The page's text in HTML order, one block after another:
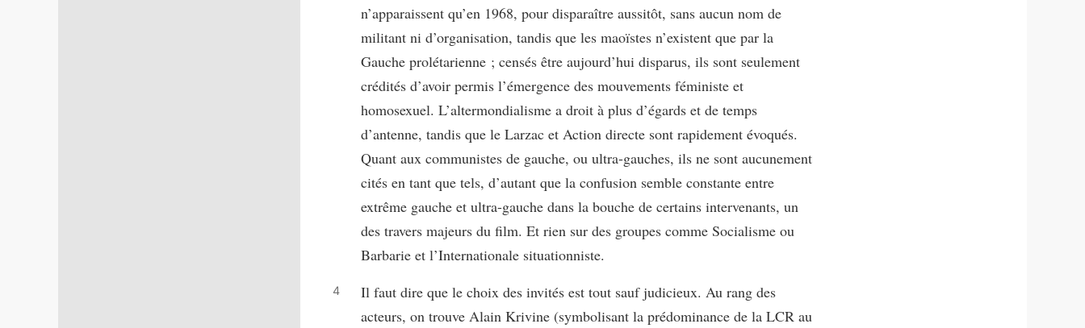
n’apparaissent qu’en 1968, pour disparaître aussitôt, sans aucun nom de
militant ni d’organisation, tandis que les maoïstes n’existent que par la
Gauche prolétarienne ; censés être aujourd’hui disparus, ils sont seulement
crédités d’avoir permis l’émergence des mouvements féministe et
homosexuel. L’altermondialisme a droit à plus d’égards et de temps
d’antenne, tandis que le Larzac et Action directe sont rapidement évoqués.
Quant aux communistes de gauche, ou ultra-gauches, ils ne sont aucunement
cités en tant que tels, d’autant que la confusion semble constante entre
extrême gauche et ultra-gauche dans la bouche de certains intervenants, un
des travers majeurs du film. Et rien sur des groupes comme Socialisme ou
Barbarie et l’Internationale situationniste.
Il faut dire que le choix des invités est tout sauf judicieux. Au rang des
acteurs, on trouve Alain Krivine (symbolisant la prédominance de la LCR au